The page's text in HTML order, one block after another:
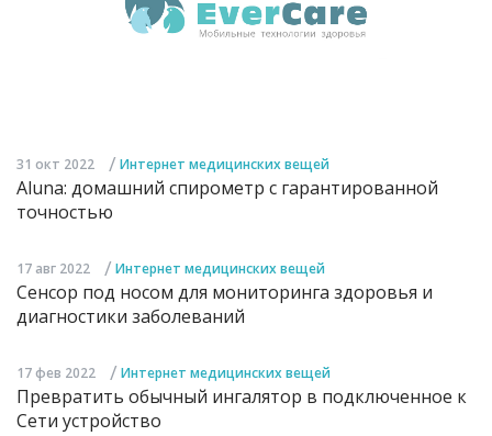
31 окт 2022 / Интернет медицинских вещей
Aluna: домашний спирометр с гарантированной
точностью
17 авг 2022 / Интернет медицинских вещей
Сенсор под носом для мониторинга здоровья и
диагностики заболеваний
17 фев 2022 / Интернет медицинских вещей
Превратить обычный ингалятор в подключенное к
Сети устройство